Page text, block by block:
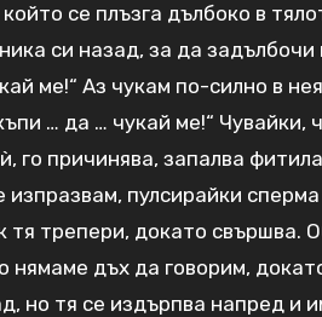
се плъзга дълбоко в
си назад, за да
ме!“ Аз чукам по-силно в
… да … чукай ме!“
го причинява, запалва
изпразвам, пулсирайки
тя трепери, докато свършва.
нямаме дъх да говорим,
но тя се издърпва напред и